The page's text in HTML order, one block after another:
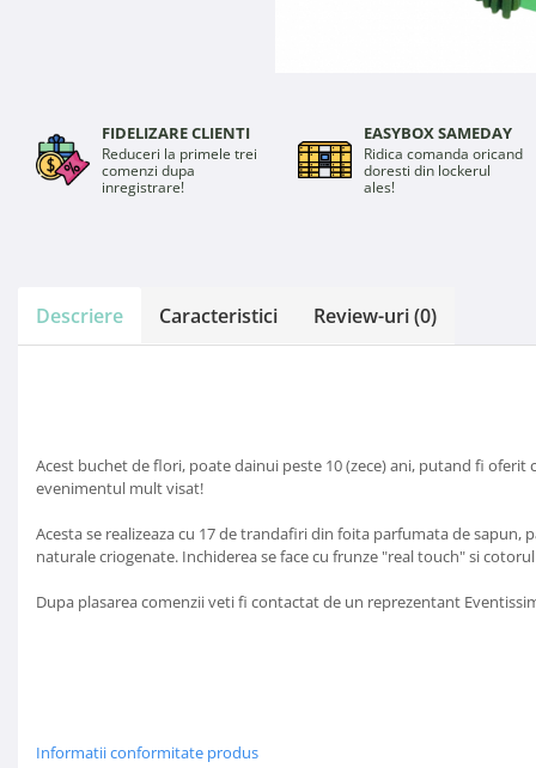
FIDELIZARE CLIENTI
Reduceri la primele trei
comenzi dupa
inregistrare!
EASYBOX SAMEDAY
Ridica comanda oricand
doresti din lockerul
ales!
Descriere Caracteristici Review-uri(0)
Acest buchet de flori, poate dainui peste 10 (zece) ani, putand fi
evenimentul mult visat!
Acesta se realizeaza cu 17 de trandafiri din foita parfumata de
naturale criogenate. Inchiderea se face cu frunze "real touch" si
Dupa plasarea comenzii veti fi contactat de un reprezentant
Informatii conformitate produs